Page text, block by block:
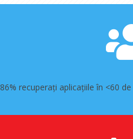
86% recuperați aplicațiile în <60